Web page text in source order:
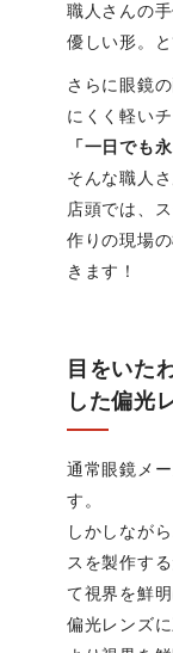
職人さんの
優しい形。
さらに眼鏡
にくく軽い
「一日でも
そんな職人
店頭では、
作りの現場
きます！
目をいた
した偏光
通常眼鏡メ
す。
しかしなが
スを製作す
て視界を鮮
偏光レンズ